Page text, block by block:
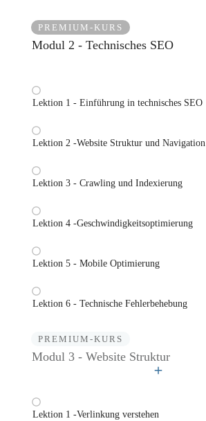
PREMIUM-KURS
Modul 2 - Technisches SEO
Lektion 1 - Einführung in technisches SEO
Lektion 2 -Website Struktur und Navigation
Lektion 3 - Crawling und Indexierung
Lektion 4 -Geschwindigkeitsoptimierung
Lektion 5 - Mobile Optimierung
Lektion 6 - Technische Fehlerbehebung
PREMIUM-KURS
Modul 3 - Website Struktur
Lektion 1 -Verlinkung verstehen